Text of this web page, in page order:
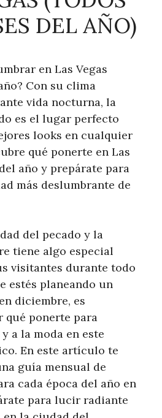
DEL AÑO)
en Las Vegas
Con su clima
vida nocturna, la
es el lugar perfecto
looks en cualquier
qué ponerte en Las
año y prepárate para
más deslumbrante de
del pecado y la
tiene algo especial
visitantes durante todo
estés planeando un
diciembre, es
qué ponerte para
a la moda en este
En este artículo te
guía mensual de
cada época del año en
para lucir radiante